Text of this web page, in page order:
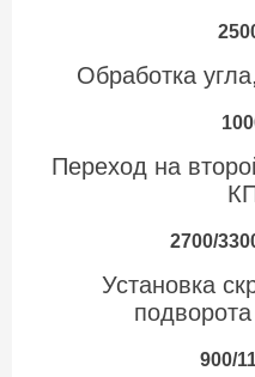
Обработка
Переход на
2700/
Установка
900/